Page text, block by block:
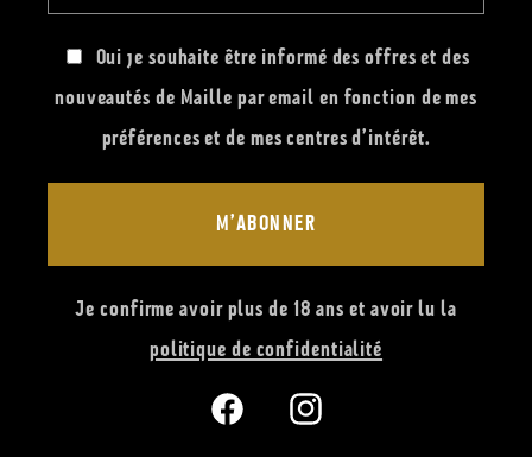
Oui je souhaite être informé des offres et des
nouveautés de Maille par email en fonction de mes
préférences et de mes centres d’intérêt.
M’ABONNER
Je confirme avoir plus de 18 ans et avoir lu la
politique de confidentialité
Facebook Instagram